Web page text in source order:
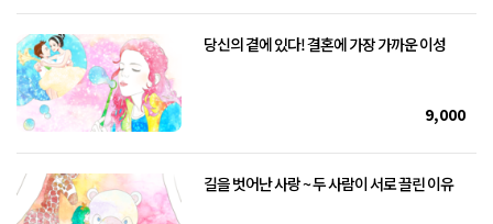
당신의 곁에 있다! 결혼에 가장 가까운 이성
9,000
길을 벗어난 사랑 ~ 두 사람이 서로 끌린 이유